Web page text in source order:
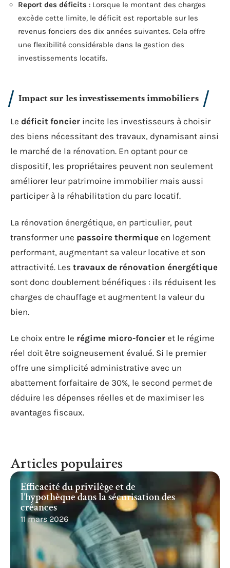
Report des déficits : Lorsque le montant des charges
excède cette limite, le déficit est reportable sur les
revenus fonciers des dix années suivantes. Cela offre
une flexibilité considérable dans la gestion des
investissements locatifs.
Impact sur les investissements immobiliers
Le déficit foncier incite les investisseurs à choisir
des biens nécessitant des travaux, dynamisant ainsi
le marché de la rénovation. En optant pour ce
dispositif, les propriétaires peuvent non seulement
améliorer leur patrimoine immobilier mais aussi
participer à la réhabilitation du parc locatif.
La rénovation énergétique, en particulier, peut
transformer une passoire thermique en logement
performant, augmentant sa valeur locative et son
attractivité. Les travaux de rénovation énergétique
sont donc doublement bénéfiques : ils réduisent les
charges de chauffage et augmentent la valeur du
bien.
Le choix entre le régime micro-foncier et le régime
réel doit être soigneusement évalué. Si le premier
offre une simplicité administrative avec un
abattement forfaitaire de 30%, le second permet de
déduire les dépenses réelles et de maximiser les
avantages fiscaux.
Articles populaires
Efficacité du privilège et de
l’hypothèque dans la sécurisation des
créances
11 mars 2026